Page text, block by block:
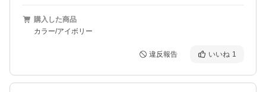
購入した商品
カラー/アイボリー
違反報告 いいね 1